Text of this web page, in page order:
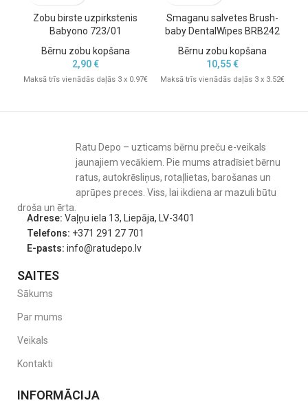
Zobu birste uzpirkstenis
Babyono 723/01
Bērnu zobu kopšana
2,90€
Maksā trīs vienādās daļās 3 x 0.97€
Smaganu salvetes Brush-
baby DentalWipes BRB242
Bērnu zobu kopšana
10,55€
Maksā trīs vienādās daļās 3 x 3.52€
Ratu Depo – uzticams bērnu preču e-veikals
jaunajiem vecākiem. Pie mums atradīsiet bērnu
ratus, autokrēsliņus, rotaļlietas, barošanas un
aprūpes preces. Viss, lai ikdiena ar mazuli būtu
droša un ērta.
Adrese: Vaļņu iela 13, Liepāja, LV-3401
Telefons: +371 291 27 701
E-pasts: info@ratudepo.lv
SAITES
Sākums
Par mums
Veikals
Kontakti
INFORMĀCIJA